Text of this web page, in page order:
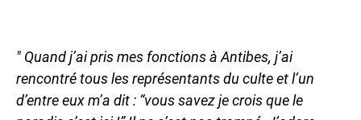
" Quand j’ai pris mes fonctions à Antibes, j’ai
rencontré tous les représentants du culte et l’un
d’entre eux m’a dit : “vous savez je crois que le